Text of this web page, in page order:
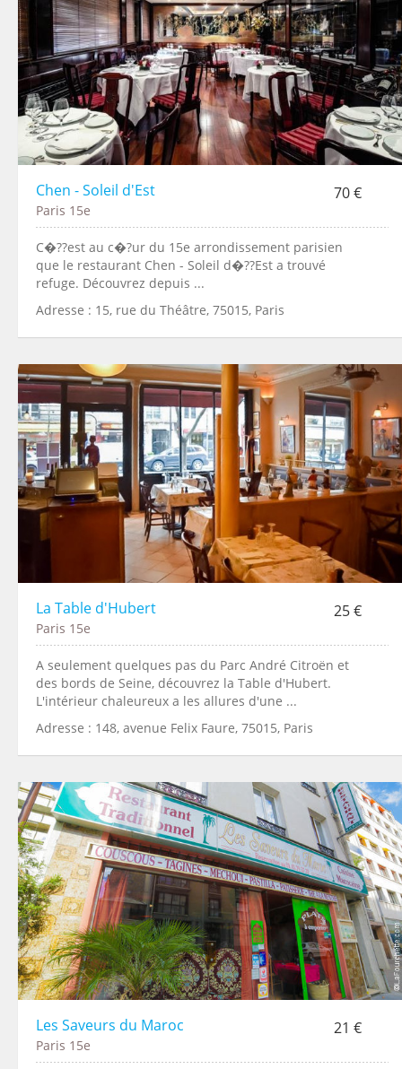
Chen - Soleil d'Est 70 €
Paris 15e
C�??est au c�?ur du 15e arrondissement parisien
que le restaurant Chen - Soleil d�??Est a trouvé
refuge. Découvrez depuis ...
Adresse : 15, rue du Théâtre, 75015, Paris
La Table d'Hubert 25 €
Paris 15e
A seulement quelques pas du Parc André Citroën et
des bords de Seine, découvrez la Table d'Hubert.
L'intérieur chaleureux a les allures d'une ...
Adresse : 148, avenue Felix Faure, 75015, Paris
Les Saveurs du Maroc 21 €
Paris 15e